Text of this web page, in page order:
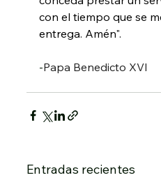
con el tiempo que se
entrega. Amén".
-Papa Benedicto XVI
Entradas recientes